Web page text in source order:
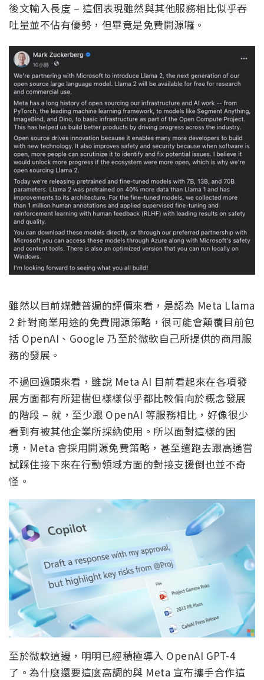
後文輸入長度 – 這個表現雖然與其他服務相比似乎吞
吐量並不佔有優勢，但畢竟是免費開源囉。
雖然以目前媒體普遍的評價來看，是認為 Meta Llama
2 針對商業用途的免費開源策略，很可能會顛覆目前包
括 OpenAI、Google 乃至於微軟自己所提供的商用服
務的發展。
不過回過頭來看，雖說 Meta AI 目前看起來在各項發
展方面都有所建樹但樣樣似乎都比較偏向於概念發展
的階段 – 就，至少跟 OpenAI 等服務相比，好像很少
看到有被其他企業所採納使用。所以面對這樣的困
境，Meta 會採用開源免費策略，甚至還跑去跟高通嘗
試踩住接下來在行動領域方面的對接支援倒也並不奇
怪。
至於微軟這邊，明明已經積極導入 OpenAI GPT-4
了。為什麼還要這麼高調的與 Meta 宣布攜手合作這